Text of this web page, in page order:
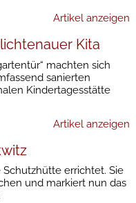
Artikel anzeigen
Kita
machten sich
sanierten
Kindertagesstätte
Artikel anzeigen
Schutzhütte errichtet. Sie
und markiert nun das